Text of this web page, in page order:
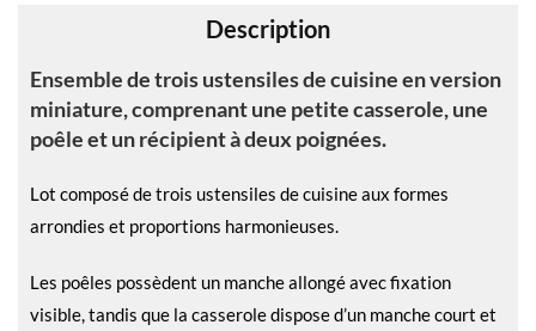
:
Description
Ensemble de trois ustensiles de cuisine en version
miniature, comprenant une petite casserole, une
poêle et un récipient à deux poignées.
Lot composé de trois ustensiles de cuisine aux formes
arrondies et proportions harmonieuses.
Les poêles possèdent un manche allongé avec fixation
visible, tandis que la casserole dispose d’un manche court et